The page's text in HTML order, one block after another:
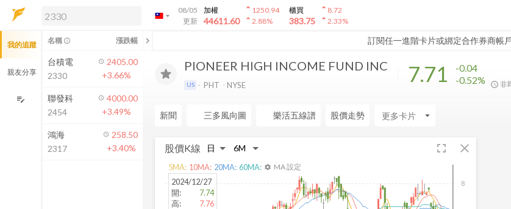
arrow_drop_down
08/05
更新
加權
44611.60
arrow_drop_up1250.94
arrow_drop_up2.88%
櫃買
383.75
arrow_drop_up8.72
arrow_drop_up2.33%
訂閱任一進階卡片或綁定合作券商帳
解鎖即時行情及進階功能
方案」，即可解鎖以下功能：
即時行情
即時市況與排行
成交金額熱力圖
前往方案訂閱
如何綁定合作券商
PIONEER HIGH INCOME FUND INC
US PHT NYSE 7.71
-0.04
-0.52%
非
新聞 三多風向圖 樂活五線譜 股價走勢 arrow_drop_down
股價K線 fullscreen close
8
2024/12/27
開:
7.74
高:
7.76
5MA: 10MA: 20MA: 60MA: settings MA 設定
我的追蹤
親友分享
edit_note
名稱 info_outline 漲跌幅 chevron_left
台積電
2330
2405.00
+3.66%
聯發科
2454
4000.00
+3.49%
鴻海
2317
258.50
+3.40%